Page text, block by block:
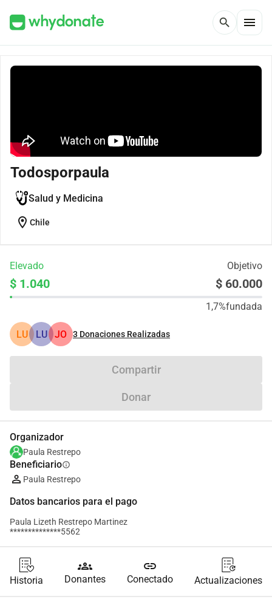
search menu
Todosporpaula
Salud y Medicina
location_on Chile
Elevado Objetivo
$ 1.040 $ 60.000
1,7%fundada
LU LU JO 3 Donaciones Realizadas
Compartir
Donar
Organizador
Paula Restrepo
Beneficiarioinfo
Paula Restrepo
Datos bancarios para el pago
Paula Lizeth Restrepo Martinez
**************5562
Historia
groups
Donantes
link
Conectado Actualizaciones